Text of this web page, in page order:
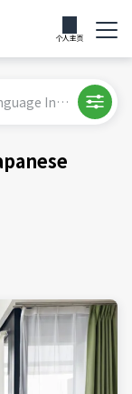
个人主页
International Academy of Japanese Language Institute